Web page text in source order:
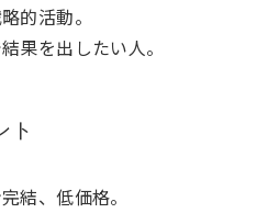
的活動。
果を出したい人。
ト
結、低価格。